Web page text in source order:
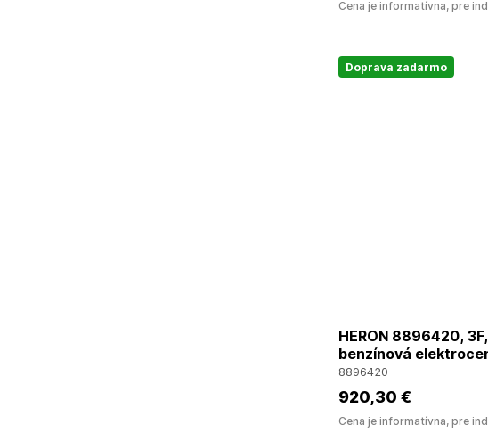
Cena je informatívna, pre
Doprava zadarmo
HERON 8896420,
benzínová
8896420
920,30 €
Cena je informatívna, pre